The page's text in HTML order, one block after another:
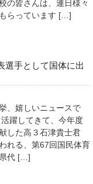
の皆さんは、連日様々
らっています […]
選手として国体に出
、嬉しいニュースで
躍してきて、今年度
した高３石津貴士君
れる、第67回国民体育
代 […]